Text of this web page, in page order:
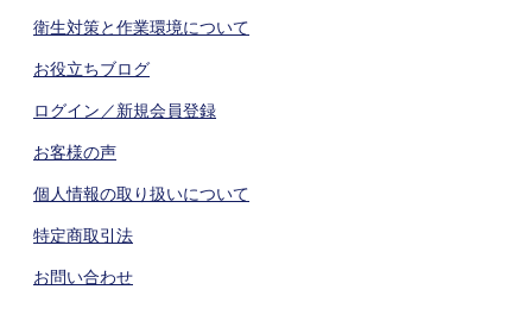
衛生対策と作業環境について
お役立ちブログ
ログイン／新規会員登録
お客様の声
個人情報の取り扱いについて
特定商取引法
お問い合わせ